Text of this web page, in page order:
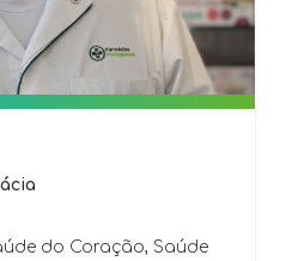
do Coração, Saúde